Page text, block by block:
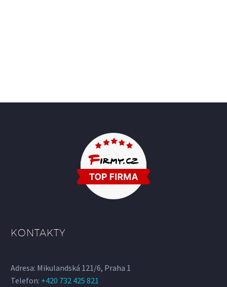
KONTAKTY
Adresa: Mikulandská 121/6, Praha 1
Telefon: +420 732 425 821